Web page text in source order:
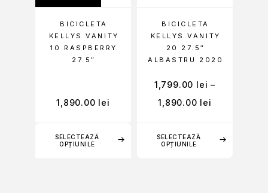
SELECTEAZĂ
OPȚIUNILE
BICICLETA
KELLYS VANITY
10 RASPBERRY
27.5″
1,890.00 lei
SELECTEAZĂ
OPȚIUNILE
BICICLETA
KELLYS VANITY
20 27.5″
ALBASTRU 2020
1,799.00 lei –
1,890.00 lei